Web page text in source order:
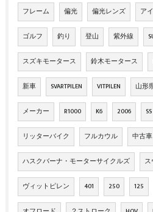
フレーム 偏光 偏光レンズ ア
ゴルフ 釣り 登山 紫外線
スズキモータース 鈴木モータース
新車 SVARTPILEN VITPILEN 山形
メーカー R1000 K6 2006 SS
リッターバイク フルカウル 中古車
ハスクバーナ・モーターサイクルズ
ヴィットピレン 401 250 125